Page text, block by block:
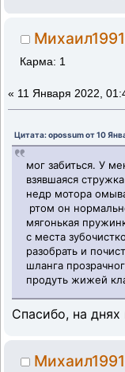
Карма: 1
« 11 Января 2022,
Цитата: opossum от 10
мог забиться. У
взявшаяся
недр мотора
ртом он
мягонькая
с места
разобрать и
шланга
продуть жижей
Спасибо, на